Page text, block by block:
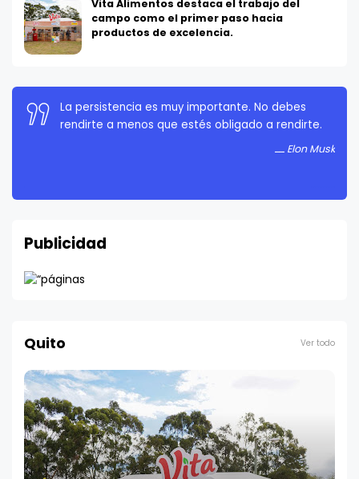
Vita Alimentos destaca el trabajo del
campo como el primer paso hacia
productos de excelencia.
La persistencia es muy importante. No debes
rendirte a menos que estés obligado a rendirte.
Elon Musk
Publicidad
Quito Ver todo